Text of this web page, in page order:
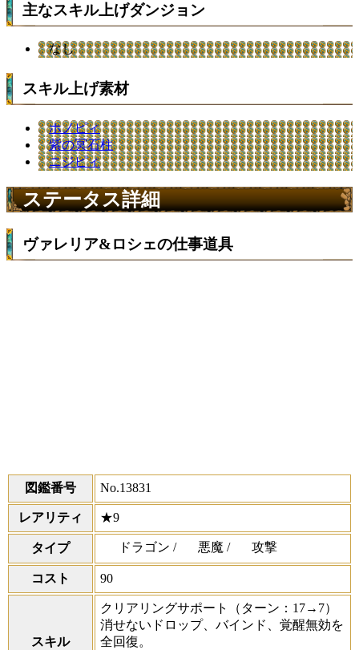
主なスキル上げダンジョン
なし
スキル上げ素材
ホノピィ
紫の冥石柱
ニジピィ
ステータス詳細
ヴァレリア&ロシェの仕事道具
図鑑番号 No.13831
レアリティ ★9
タイプ ドラゴン / 悪魔 / 攻撃
コスト 90
スキル
クリアリングサポート
（ターン：17→7）
消せないドロップ、バインド、覚醒無効を
全回復。